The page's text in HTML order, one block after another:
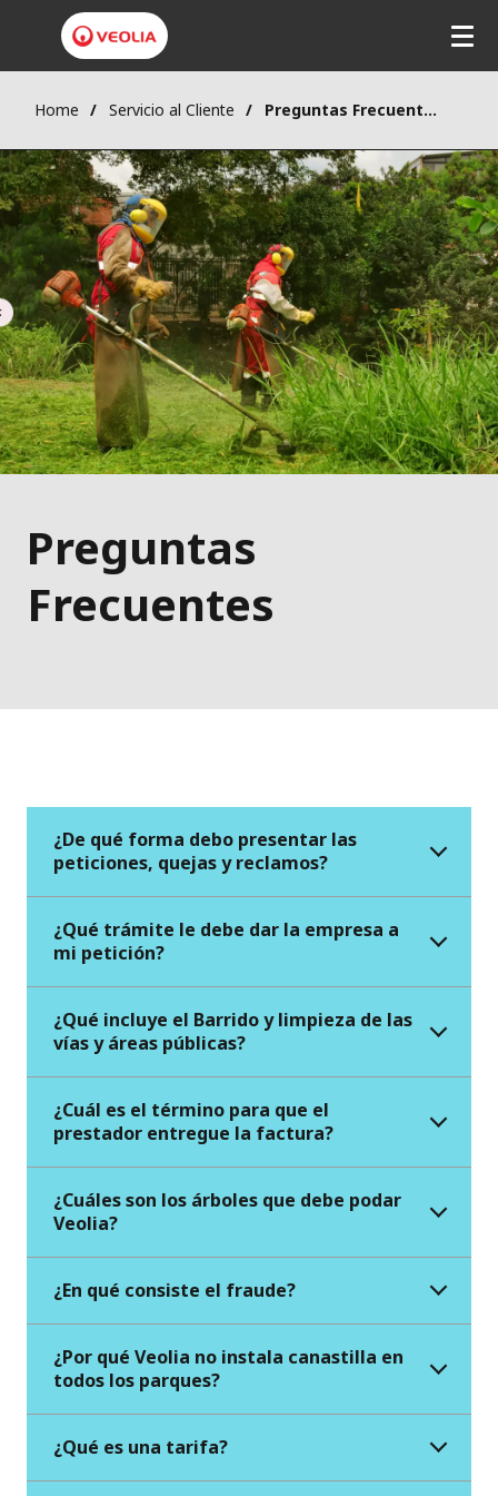
Home Servicio al Cliente Preguntas Frecuentes
Preguntas
Frecuentes
¿De qué forma debo presentar las
peticiones, quejas y reclamos?
¿Qué trámite le debe dar la empresa a
mi petición?
¿Qué incluye el Barrido y limpieza de las
vías y áreas públicas?
¿Cuál es el término para que el
prestador entregue la factura?
¿Cuáles son los árboles que debe podar
Veolia?
¿En qué consiste el fraude?
¿Por qué Veolia no instala canastilla en
todos los parques?
¿Qué es una tarifa?